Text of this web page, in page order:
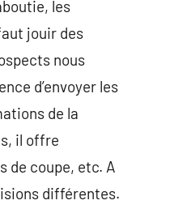
les
jouir des
nous
d’envoyer les
de la
il offre
de coupe, etc. A
différentes.